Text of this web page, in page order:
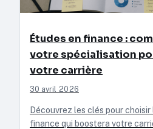
Études en finance :
votre spécialisation
votre carrière
30 avril 2026
Découvrez les clés pour
finance qui boostera votre